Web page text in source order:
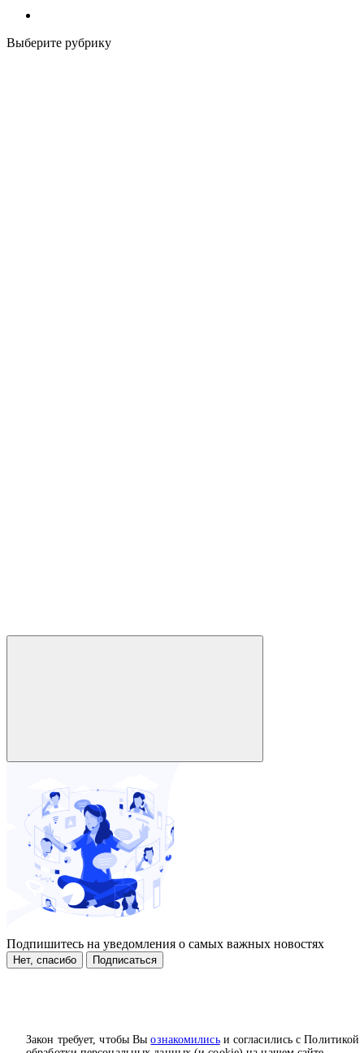
Закон требует, чтобы Выознакомилисьи согласились с Политикой
Выберите рубрику
Подпишитесь на уведомления о самых важных новостях
Нет, спасибо Подписаться